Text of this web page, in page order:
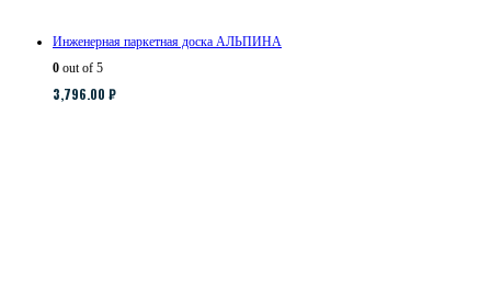
Инженерная паркетная доска АЛЬПИНА
0 out of 5
3,796.00 ₽